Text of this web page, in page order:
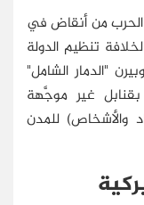
الحرب من أنقاض في
تنظيم الدولة
2017، يُشبِّه كوبيرن "الدمار الشامل"
غير موجَّهة
والأشخاص) للمدن